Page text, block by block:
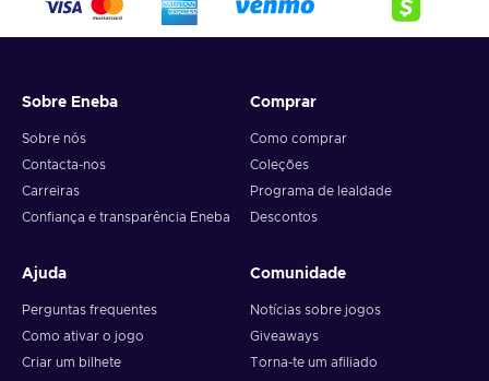
Sobre Eneba
Sobre nós
Contacta-nos
Carreiras
Confiança e transparência Eneba
Comprar
Como comprar
Coleções
Programa de lealdade
Descontos
Ajuda
Perguntas frequentes
Como ativar o jogo
Criar um bilhete
Comunidade
Notícias sobre jogos
Giveaways
Torna-te um afiliado